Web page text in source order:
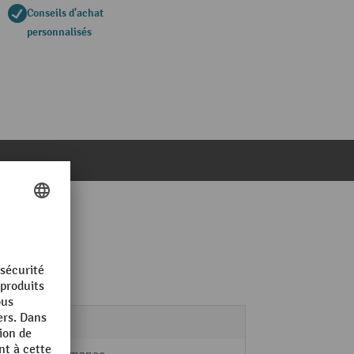
Conseils d'achat
personnalisés
7 kg